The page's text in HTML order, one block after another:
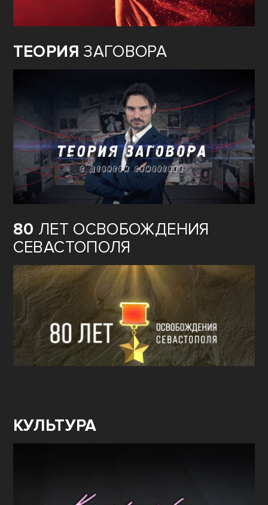
ТЕОРИЯ ЗАГОВОРА
80 ЛЕТ ОСВОБОЖДЕНИЯ
СЕВАСТОПОЛЯ
КУЛЬТУРА